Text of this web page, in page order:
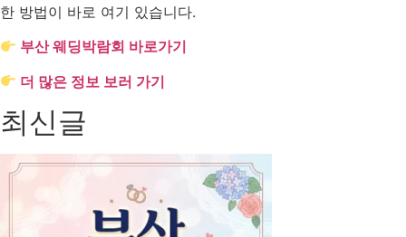
한 방법이 바로 여기 있습니다.
부산 웨딩박람회 바로가기
더 많은 정보 보러 가기
최신글